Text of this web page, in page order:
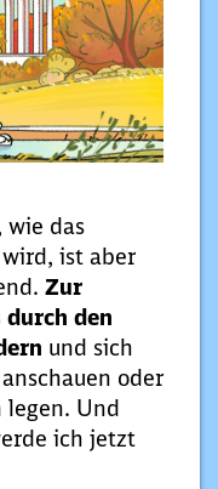
wie das
ist aber
Zur
durch den
und sich
oder
legen. Und
ich jetzt